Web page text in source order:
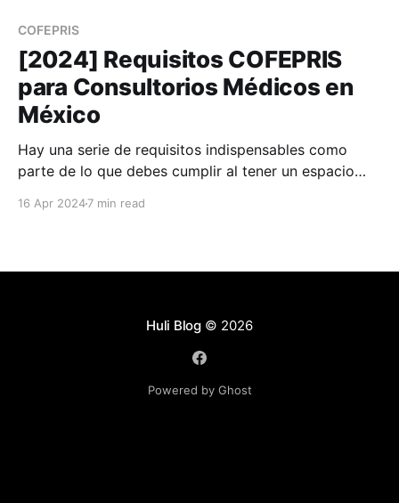
COFEPRIS
[2024] Requisitos COFEPRIS
para Consultorios Médicos en
México
Hay una serie de requisitos indispensables como
parte de lo que debes cumplir al tener un espacio
artículo aprenderás sobre todo lo que debes cumplir
16 Apr 20247 min read
Huli Blog© 2026
Powered by Ghost